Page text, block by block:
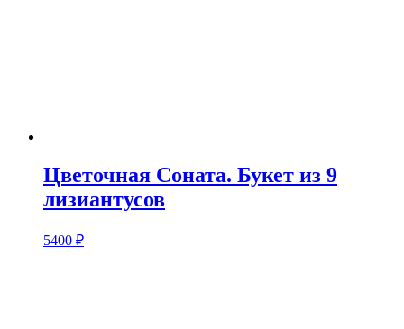
Цветочная Соната. Букет из 9
лизиантусов
5400 ₽